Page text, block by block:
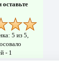
5 из 5,
- 1